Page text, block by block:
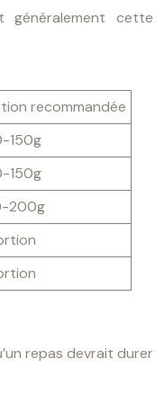
cette
recommandée
150g
150g
200g
repas devrait durer